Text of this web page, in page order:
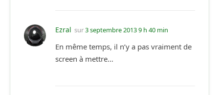
Ezral sur3 septembre 2013 9 h 40 min
En même temps, il n’y a pas vraiment de
screen à mettre…